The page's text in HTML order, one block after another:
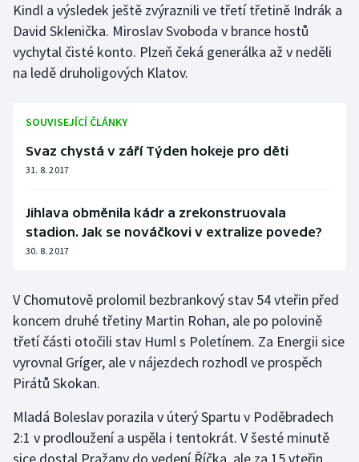
Lyže a snowboard
Moderní pětiboj
Olympijské hry
Parasport
Plavání
Rychlobruslení
Rychlostní kanoistika
Sportovní střelba
Kindl a výsledek ještě zvýraznili ve třetí třetině Indrák a
David Sklenička. Miroslav Svoboda v brance hostů
vychytal čisté konto. Plzeň čeká generálka až v neděli
na ledě druholigových Klatov.
SOUVISEJÍCÍ ČLÁNKY
Svaz chystá v září Týden hokeje pro děti
31. 8. 2017
Jihlava obměnila kádr a zrekonstruovala
stadion. Jak se nováčkovi v extralize povede?
30. 8. 2017
V Chomutově prolomil bezbrankový stav 54 vteřin před
koncem druhé třetiny Martin Rohan, ale po polovině
třetí části otočili stav Huml s Poletínem. Za Energii sice
vyrovnal Gríger, ale v nájezdech rozhodl ve prospěch
Pirátů Skokan.
Mladá Boleslav porazila v úterý Spartu v Poděbradech
2:1 v prodloužení a uspěla i tentokrát. V šesté minutě